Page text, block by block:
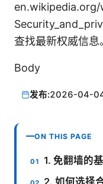
查找最新权威信息
Body
发布:2026-04-
ON THIS PAGE
1. 免翻墙的
2. 如何选择